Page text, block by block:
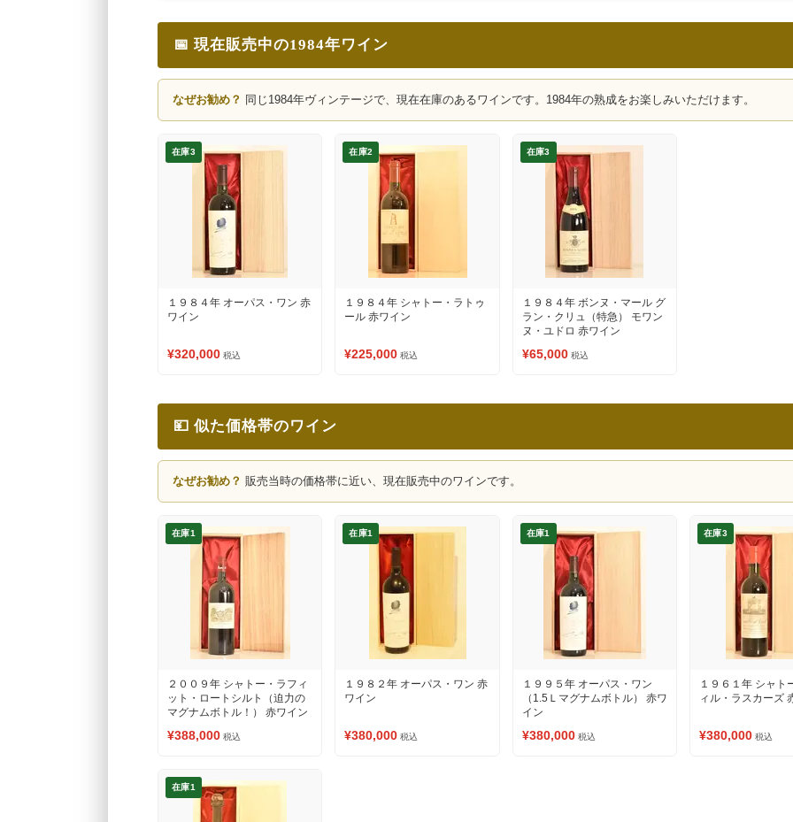
📅 現在販売中の1984年ワイン
なぜお勧め？ 同じ1984年ヴィンテージで、現在在庫のあるワインです。1984年の熟成をお楽しみいただけます。
在庫3
１９８４年 オーパス・ワン 赤
ワイン
¥320,000 税込
在庫2
１９８４年 シャトー・ラトゥ
ール 赤ワイン
¥225,000 税込
在庫3
１９８４年 ボンヌ・マール グ
ラン・クリュ（特急） モワン
ヌ・ユドロ 赤ワイン
¥65,000 税込
💴 似た価格帯のワイン
なぜお勧め？ 販売当時の価格帯に近い、現在販売中のワインです。
在庫1
２００９年 シャトー・ラフィ
ット・ロートシルト（迫力の
マグナムボトル！） 赤ワイン
¥388,000 税込
在庫1
１９８２年 オーパス・ワン 赤
ワイン
¥380,000 税込
在庫1
１９９５年 オーパス・ワン
（1.5Ｌマグナムボトル） 赤ワ
イン
¥380,000 税込
在庫3
１９６１年 シャト
ィル・ラスカーズ
¥380,000 税込
在庫1